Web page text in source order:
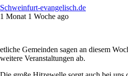
Schweinfurt-evangelisch.de
1 Monat 1 Woche ago
etliche Gemeinden sagen an diesem
weitere Veranstaltungen ab.